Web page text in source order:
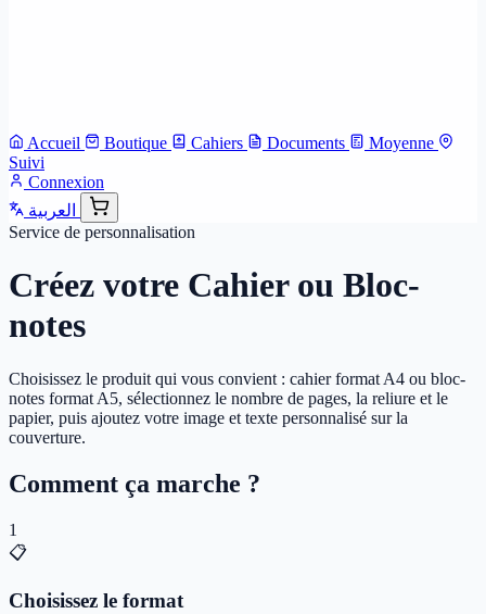
Accueil Boutique Cahiers Documents
Moyenne
Suivi
Connexion
العربية
Service de personnalisation
Créez votre Cahier ou Bloc-
notes
Choisissez le produit qui vous convient : cahier format A4 ou bloc-
notes format A5, sélectionnez le nombre de pages, la reliure et le
papier, puis ajoutez votre image et texte personnalisé sur la
couverture.
Comment ça marche ?
1
📋
Choisissez le format